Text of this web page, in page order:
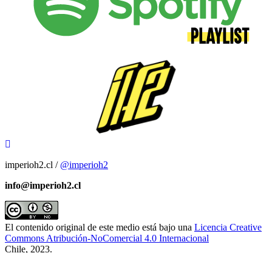
imperioh2.cl / @imperioh2
info@imperioh2.cl
El contenido original de este medio está bajo una Licencia Creative
Commons Atribución-NoComercial 4.0 Internacional
Chile, 2023.